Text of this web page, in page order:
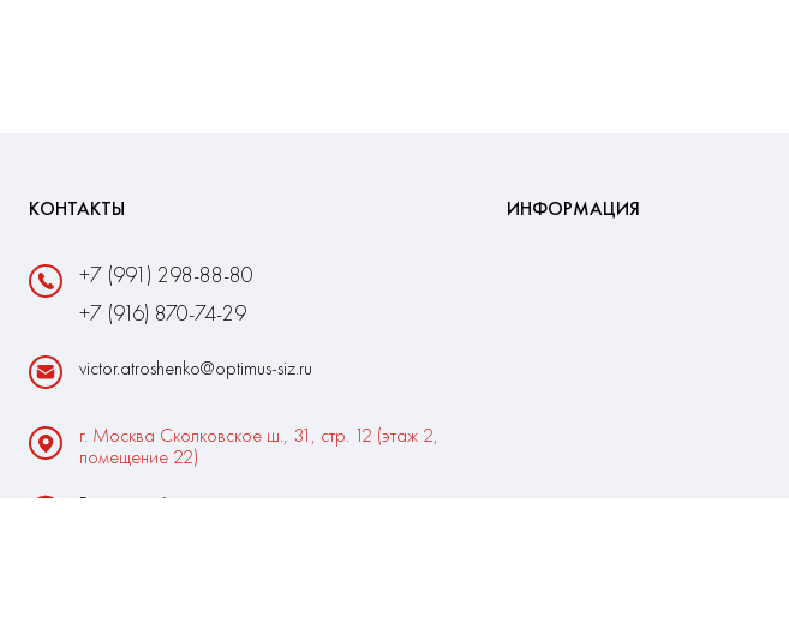
КОНТАКТЫ
+7 (991) 298-88-80
+7 (916) 870-74-29
victor.atroshenko@optimus-siz.ru
г. Москва Сколковское ш., 31, стр. 12 (этаж 2,
помещение 22)
Время работы:
ИНФОРМАЦИЯ